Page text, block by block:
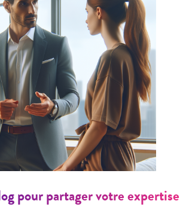
pour partager votre expertise